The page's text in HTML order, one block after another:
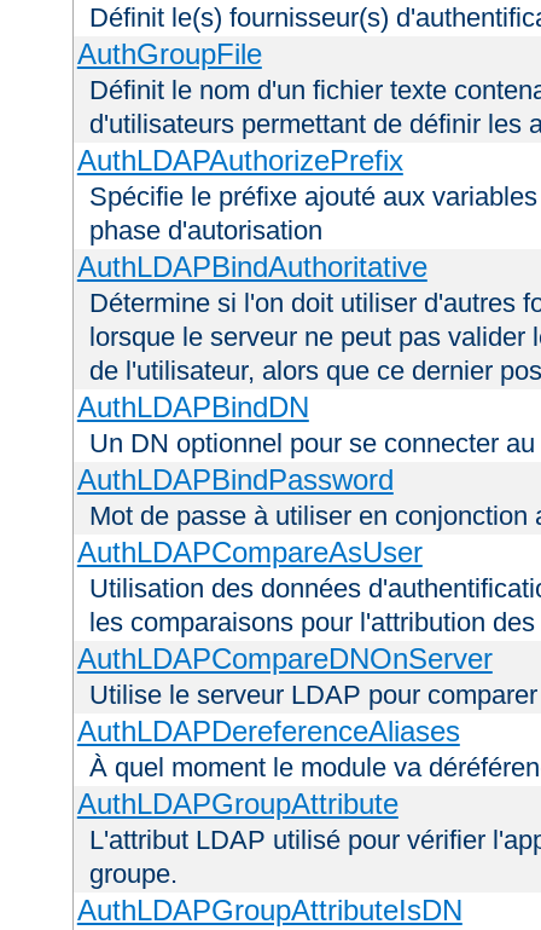
Définit le(s) fournisseur(s)
AuthGroupFile
Définit le nom d'un fichier texte
d'utilisateurs permettant de définir les
AuthLDAPAuthorizePrefix
Spécifie le préfixe ajouté aux
phase d'autorisation
AuthLDAPBindAuthoritative
Détermine si l'on doit utiliser d'autres
lorsque le serveur ne peut pas valider
de l'utilisateur, alors que ce dernier
AuthLDAPBindDN
Un DN optionnel pour se connecter
AuthLDAPBindPassword
Mot de passe à utiliser en
AuthLDAPCompareAsUser
Utilisation des données
les comparaisons pour l'attribution
AuthLDAPCompareDNOnServer
Utilise le serveur LDAP pour
AuthLDAPDereferenceAliases
À quel moment le module va
AuthLDAPGroupAttribute
L'attribut LDAP utilisé pour vérifier
groupe.
AuthLDAPGroupAttributeIsDN